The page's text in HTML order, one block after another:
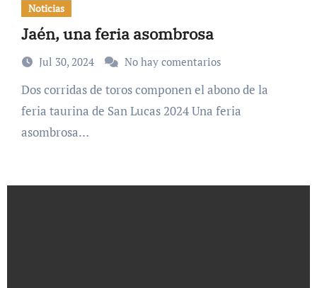
Noticias
Jaén, una feria asombrosa
Jul 30, 2024 No hay comentarios
Dos corridas de toros componen el abono de la
feria taurina de San Lucas 2024 Una feria
asombrosa…